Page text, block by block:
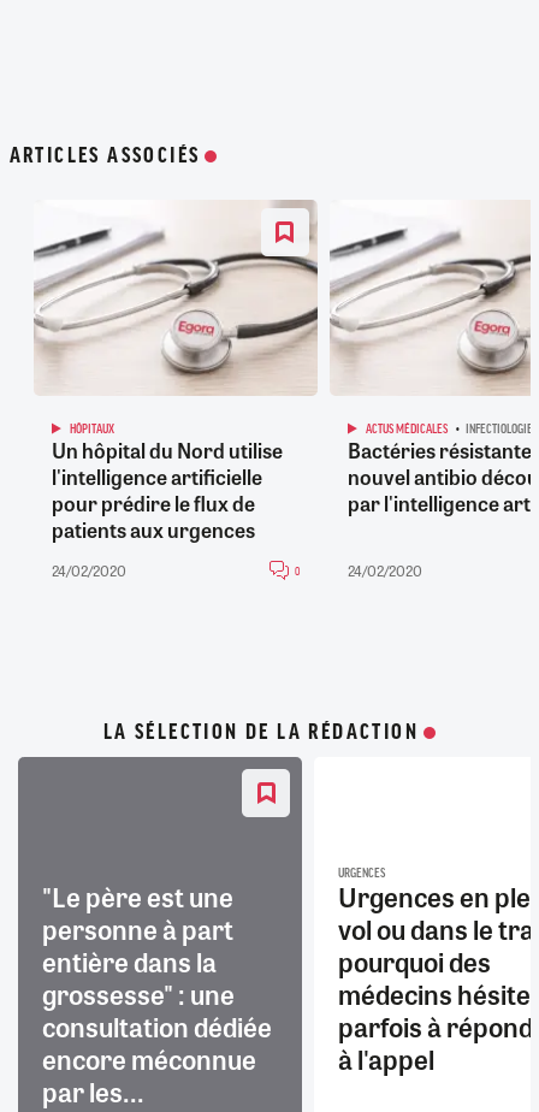
ARTICLES ASSOCIÉS
HÔPITAUX
Un hôpital du Nord utilise
l'intelligence artificielle
pour prédire le flux de
patients aux urgences
24/02/2020 0
ACTUS MÉDICALES INFECTIOLOGIE
Bactéries
nouvel antibio
par l'intelligence
24/02/2020
LA SÉLECTION DE LA RÉDACTION
"Le père est une
personne à part
entière dans la
grossesse" : une
consultation dédiée
encore méconnue
par les...
URGENCES
Urgences en
vol ou dans le
pourquoi des
médecins
parfois à
à l'appel